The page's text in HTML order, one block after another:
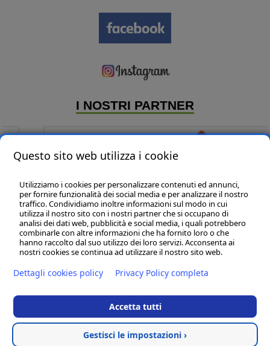
I NOSTRI PARTNER
P & B Line sas - P.IVA:01320140435
Marche - Civitanova Marche (MC) - 62012 - Via L. Einaudi, 108 - int.27 - Tel:
(+39) 02 83417 246 -info@pbline.eu
Lazio - Roma (RM) - 00186 - Via Della Reginella, 10 - tel. (+39) 338 2792657
Toscana - Cortona (AR ) - 52044 - tel. + 39 335 59 888 66
Termini e condizioni
Cookies policy -Privacy policy
Questo sito web utilizza i cookie
Utilizziamo i cookies per personalizzare contenuti ed annunci,
per fornire funzionalità dei social media e per analizzare il nostro
traffico. Condividiamo inoltre informazioni sul modo in cui
utilizza il nostro sito con i nostri partner che si occupano di
analisi dei dati web, pubblicità e social media, i quali potrebbero
combinarle con altre informazioni che ha fornito loro o che
hanno raccolto dal suo utilizzo dei loro servizi. Acconsenta ai
nostri cookies se continua ad utilizzare il nostro sito web.
Dettagli cookies policy Privacy Policy completa
Accetta tutti
Gestisci le impostazioni ›